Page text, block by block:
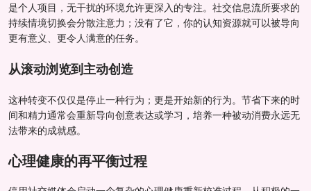
是个人项目，无干扰的环境允许更深入的专注。社交信息流所要求的
持续情境切换会分散注意力；没有了它，你的认知资源就可以被导向
更有意义、更令人满意的任务。
从滚动浏览到主动创造
这种转变不仅仅是停止一种行为；更是开始新的行为。节省下来的时
间和精力通常会重新导向创意表达或学习，培养一种被动消费永远无
法带来的成就感。
心理健康的再平衡过程